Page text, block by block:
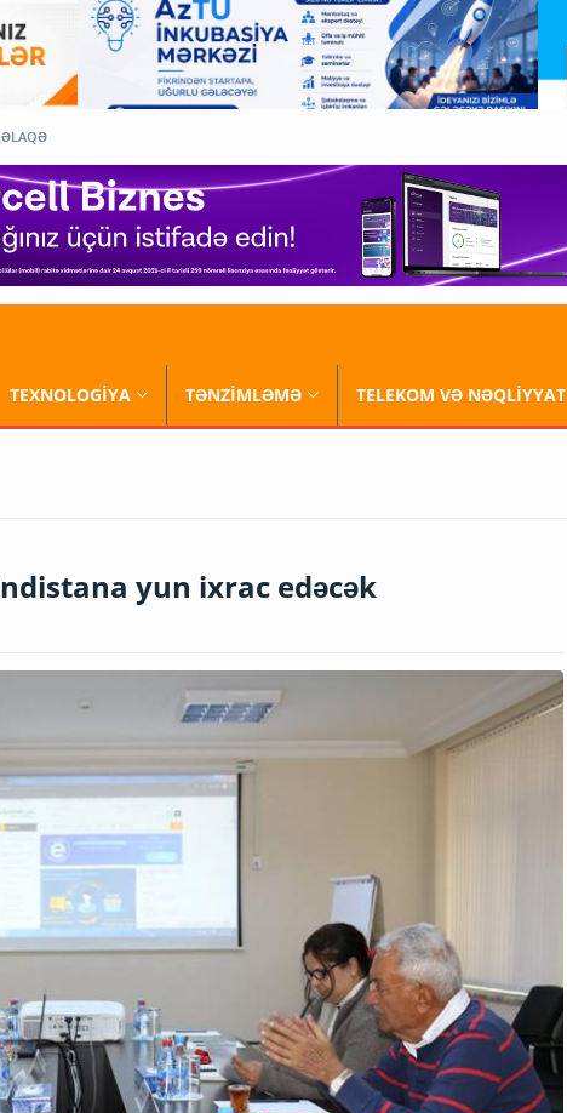
ƏLAQƏ
TEXNOLOGİYA TƏNZİMLƏMƏ TELEKOM VƏ NƏQLİYYAT
yun ixrac edəcək